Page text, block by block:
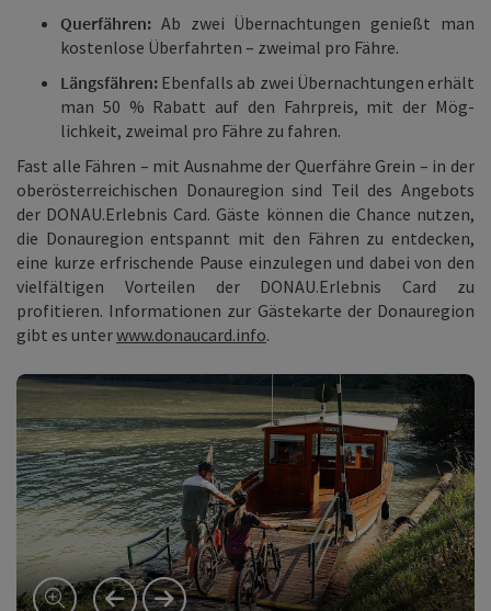
Querfähren: Ab zwei Übernachtungen genießt man
kostenlose Überfahrten – zweimal pro Fähre.
Längsfähren: Ebenfalls ab zwei Übernachtungen erhält
man 50 % Rabatt auf den Fahrpreis, mit der Mög­
lichkeit, zweimal pro Fähre zu fahren.
Fast alle Fähren – mit Ausnahme der Querfähre Grein – in der
oberösterreichischen Donauregion sind Teil des Angebots
der DONAU.Erlebnis Card. Gäste können die Chance nutzen,
die Donauregion entspannt mit den Fäh­ren zu entdecken,
eine kurze erfrischende Pause einzulegen und dabei von den
vielfältigen Vorteilen der DONAU.Erlebnis Card zu
profitieren. Informationen zur Gästekarte der Donauregion
gibt es unterwww.donaucard.info.
vorheriges Element
nächstes Element